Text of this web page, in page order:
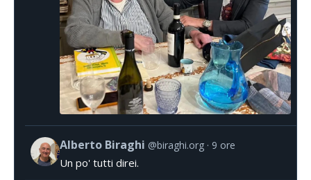
Alberto Biraghi @biraghi.org 9 ore
Un po' tutti direi.